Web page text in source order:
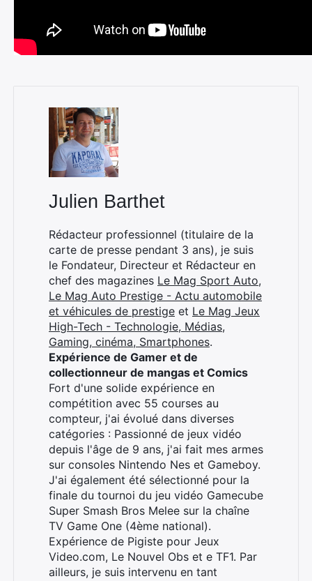
Julien Barthet
Rédacteur professionnel (titulaire de la
carte de presse pendant 3 ans), je suis
le Fondateur, Directeur et Rédacteur en
chef des magazines Le Mag Sport Auto,
Le Mag Auto Prestige - Actu automobile
et véhicules de prestige et Le Mag Jeux
High-Tech - Technologie, Médias,
Gaming, cinéma, Smartphones.
Expérience de Gamer et de
collectionneur de mangas et Comics
Fort d'une solide expérience en
compétition avec 55 courses au
compteur, j'ai évolué dans diverses
catégories : Passionné de jeux vidéo
depuis l'âge de 9 ans, j'ai fait mes armes
sur consoles Nintendo Nes et Gameboy.
J'ai également été sélectionné pour la
finale du tournoi du jeu vidéo Gamecube
Super Smash Bros Melee sur la chaîne
TV Game One (4ème national).
Expérience de Pigiste pour Jeux
Video.com, Le Nouvel Obs et e TF1. Par
ailleurs, je suis intervenu en tant